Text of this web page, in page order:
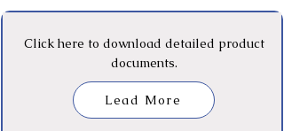
Click here to download detailed product
documents.
Lead More